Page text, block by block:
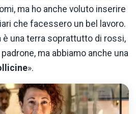
ma ho anche voluto inserire
che facessero un bel lavoro.
è una terra soprattutto di rossi,
padrone, ma abbiamo anche una
».